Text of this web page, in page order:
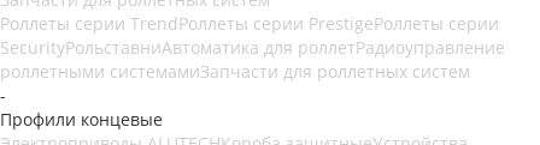
Роллеты серии TrendРоллеты серии PrestigeРоллеты серии
SecurityРольставниАвтоматика для роллетРадиоуправление
роллетными системамиЗапчасти для роллетных систем
-
Профили концевые